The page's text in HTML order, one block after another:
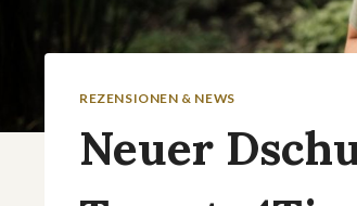
REZENSIONEN & NEWS
Neuer